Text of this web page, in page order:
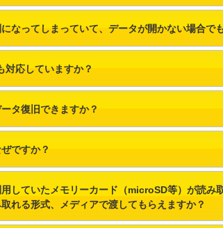
なってしまっていて、データが開かない場合で
対応していますか？
タ復旧できますか？
ですか？
していたメモリーカード（microSD等）が読
れる形式、メディアで渡してもらえますか？